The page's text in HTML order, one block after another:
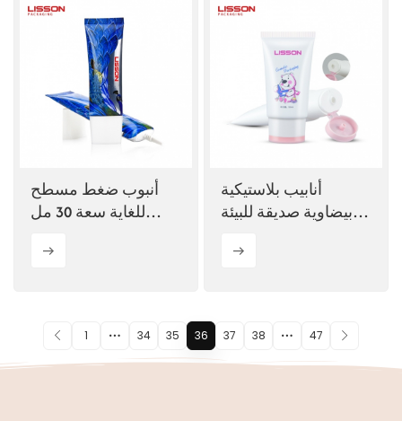
أنبوب ضغط مسطح
للغاية سعة 30 مل
الأساس بي بي
أنابيب بلاستيكية
بيضاوية صديقة للبيئة
1 34 35 36 37 38 47